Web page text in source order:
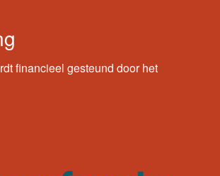
financieel gesteund door het